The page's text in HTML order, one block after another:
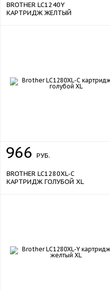
BROTHER LC1240Y
КАРТРИДЖ ЖЕЛТЫЙ
966 РУБ.
BROTHER LC1280XL-C
КАРТРИДЖ ГОЛУБОЙ XL